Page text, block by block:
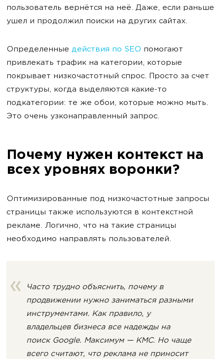
пользователь вернётся на неё. Даже, если раньше
ушел и продолжил поиски на других сайтах.
Определенные действия по SEO помогают
привлекать трафик на категории, которые
покрывает низкочастотный спрос. Просто за счет
структуры, когда выделяются какие-то
подкатегории: те же обои, которые можно мыть.
Это очень узконаправленный запрос.
Почему нужен контекст на
всех уровнях воронки?
Оптимизированные под низкочастотные запросы
страницы также используются в контекстной
рекламе. Логично, что на такие страницы
необходимо направлять пользователей.
Часто трудно объяснить, почему в
продвижении нужно заниматься разными
инструментами. Как правило, у
владельцев бизнеса все надежды на
поиск Google. Максимум — КМС. Но чаще
всего считают, что реклама не приносит